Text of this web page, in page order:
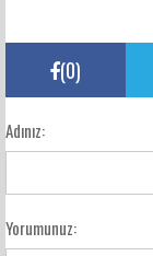
(0)
Adınız:
Yorumunuz: